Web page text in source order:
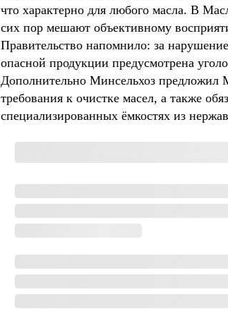
что характерно для любого масла. В
сих пор мешают объективному
Правительство напомнило: за
опасной продукции предусмотрена
Дополнительно Минсельхоз предложил
требования к очистке масел, а также
специализированных ёмкостях из